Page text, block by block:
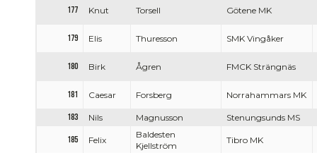
177 Knut Torsell Götene MK
179 Elis Thuresson SMK Vingåker
180 Birk Ågren FMCK Strängnäs
181 Caesar Forsberg Norrahammars MK
183 Nils Magnusson Stenungsunds MS
185 Felix
Baldesten
Kjellström
Tibro MK